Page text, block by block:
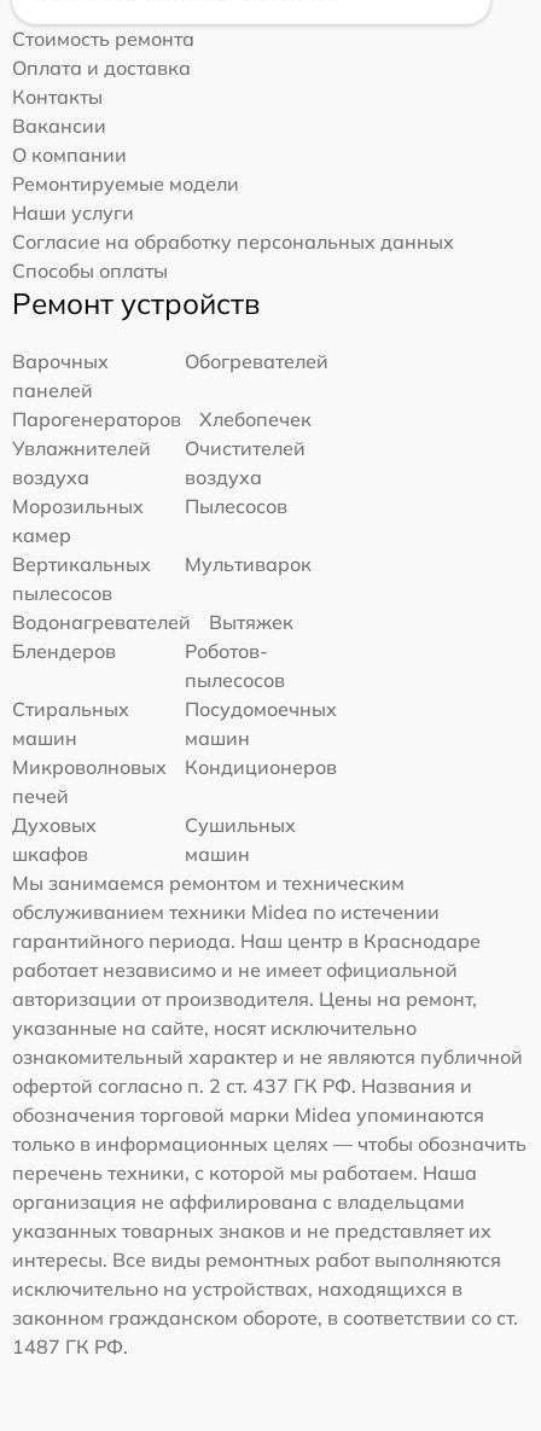
Стоимость ремонта
Оплата и доставка
Контакты
Вакансии
О компании
Ремонтируемые модели
Наши услуги
Согласие на обработку персональных данных
Способы оплаты
Ремонт устройств
Варочных
панелей
Обогревателей
Парогенераторов
Хлебопечек
Увлажнителей
воздуха
Очистителей
воздуха
Морозильных
камер
Пылесосов
Вертикальных
пылесосов
Мультиварок
Водонагревателей
Вытяжек
Блендеров
Роботов-
пылесосов
Стиральных
машин
Посудомоечных
машин
Микроволновых
печей
Кондиционеров
Духовых
шкафов
Сушильных
машин
Мы занимаемся ремонтом и техническим
обслуживанием техники Midea по истечении
гарантийного периода. Наш центр в Краснодаре
работает независимо и не имеет официальной
авторизации от производителя. Цены на ремонт,
указанные на сайте, носят исключительно
ознакомительный характер и не являются публичной
офертой согласно п. 2 ст. 437 ГК РФ. Названия и
обозначения торговой марки Midea упоминаются
только в информационных целях — чтобы обозначить
перечень техники, с которой мы работаем. Наша
организация не аффилирована с владельцами
указанных товарных знаков и не представляет их
интересы. Все виды ремонтных работ выполняются
исключительно на устройствах, находящихся в
законном гражданском обороте, в соответствии со ст.
1487 ГК РФ.